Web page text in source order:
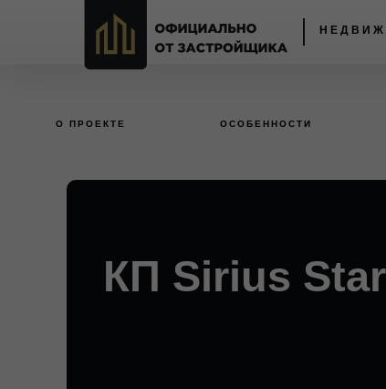
О ПРОЕКТЕ ОСОБЕННОСТИ
КП Sirius